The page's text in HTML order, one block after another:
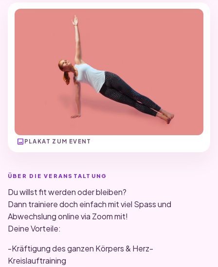
image PLAKAT ZUM EVENT
ÜBER DIE VERANSTALTUNG
Du willst fit werden oder bleiben?
Dann trainiere doch einfach mit viel Spass und
Abwechslung online via Zoom mit!
Deine Vorteile:
-Kräftigung des ganzen Körpers & Herz-
Kreislauftraining